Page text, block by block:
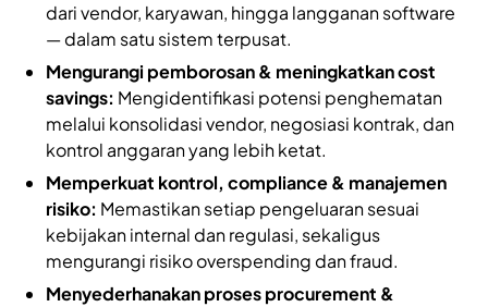
dari vendor, karyawan, hingga langganan software
— dalam satu sistem terpusat.
Mengurangi pemborosan & meningkatkan cost
savings: Mengidentifikasi potensi penghematan
melalui konsolidasi vendor, negosiasi kontrak, dan
kontrol anggaran yang lebih ketat.
Memperkuat kontrol, compliance & manajemen
risiko: Memastikan setiap pengeluaran sesuai
kebijakan internal dan regulasi, sekaligus
mengurangi risiko overspending dan fraud.
Menyederhanakan proses procurement &